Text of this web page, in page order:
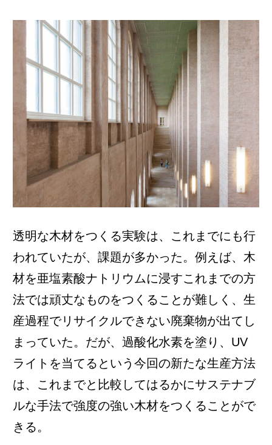
透明な木材をつくる実験は、これまでにも行
われていたが、課題が多かった。例えば、木
材を亜塩素酸ナトリウムに浸すこれまでの方
法では頑丈なものをつくることが難しく、生
産過程でリサイクルできない廃棄物が出てし
まっていた。だが、過酸化水素を塗り、UV
ライトを当てるという今回の新たな生産方法
は、これまでと比較してはるかにサステナブ
ルな手法で強度の強い木材をつくることがで
きる。